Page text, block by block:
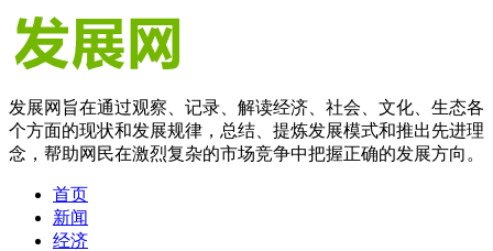
发展网旨在通过观察、记录、解读经济、社会、文化、生态各
个方面的现状和发展规律，总结、提炼发展模式和推出先进理
念，帮助网民在激烈复杂的市场竞争中把握正确的发展方向。
首页
新闻
经济